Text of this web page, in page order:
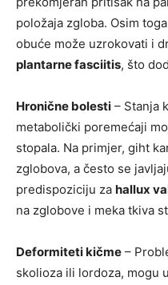
položaja zgloba. Osim
obuće može uzrokovati i
plantarne fasciitis, što
Hronične bolesti – Stanja
metabolički poremećaji
stopala. Na primjer, giht
zglobova, a često se
predispoziciju za hallux
na zglobove i meka tkiva
Deformiteti kičme –
skolioza ili lordoza, mogu